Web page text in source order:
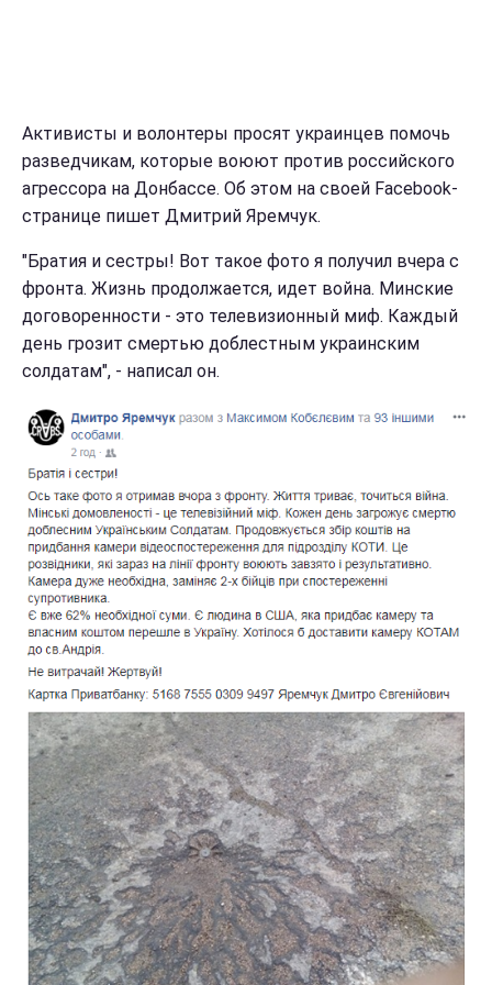
Активисты и волонтеры просят украинцев помочь
разведчикам, которые воюют против российского
агрессора на Донбассе. Об этом на своей Facebook-
странице пишет Дмитрий Яремчук.
"Братия и сестры! Вот такое фото я получил вчера с
фронта. Жизнь продолжается, идет война. Минские
договоренности - это телевизионный миф. Каждый
день грозит смертью доблестным украинским
солдатам", - написал он.